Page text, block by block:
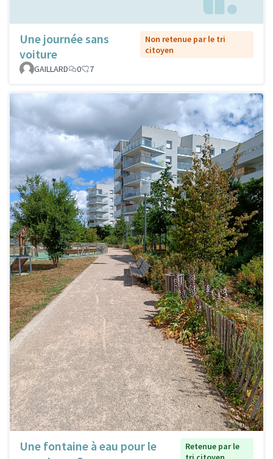
Une journée sans
voiture
Non retenue par le tri
citoyen
GAILLARD
0 7
Une fontaine à eau pour le
Retenue par le